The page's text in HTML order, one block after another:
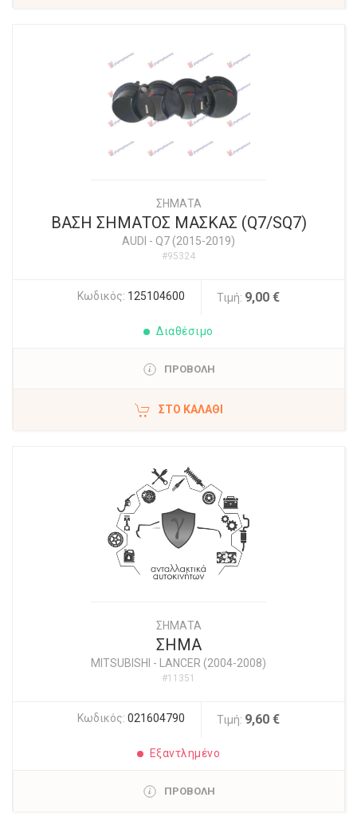
ΣΗΜΑΤΑ
ΒΑΣΗ ΣΗΜΑΤΟΣ ΜΑΣΚΑΣ (Q7/SQ7)
AUDI - Q7 (2015-2019)
#95324
Κωδικός: 125104600 Τιμή: 9,00 €
Διαθέσιμο
ΠΡΟΒΟΛΗ
ΣΤΟ ΚΑΛΆΘΙ
ΣΗΜΑΤΑ
ΣΗΜΑ
MITSUBISHI - LANCER (2004-2008)
#11351
Κωδικός: 021604790 Τιμή: 9,60 €
Εξαντλημένο
ΠΡΟΒΟΛΗ